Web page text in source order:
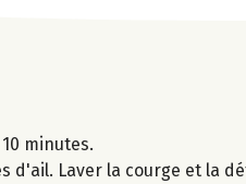
minutes.
d'ail. Laver la courge et la